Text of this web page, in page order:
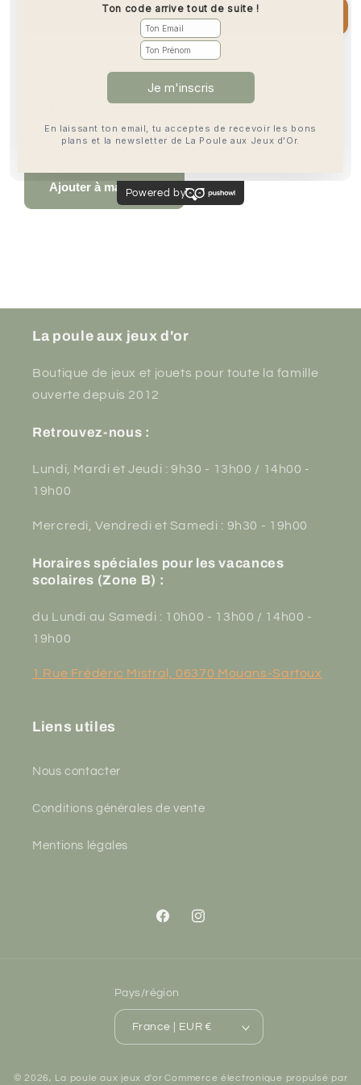
Toys
Pirate
Ajouter au panier
Service de retrait disponible àBoutique Mouans-
Afficher les informations de la boutique
Ajouter à ma liste
La poule aux jeux d'or
Boutique de jeux et jouets pour toute la famille
ouverte depuis 2012
Retrouvez-nous :
Lundi, Mardi et Jeudi : 9h30 - 13h00 / 14h00 -
19h00
Mercredi, Vendredi et Samedi : 9h30 - 19h00
Horaires spéciales pour les vacances
scolaires (Zone B) :
du Lundi au Samedi : 10h00 - 13h00 / 14h00 -
19h00
1 Rue Frédéric Mistral, 06370 Mouans-Sartoux
Liens utiles
Nous contacter
Conditions générales de vente
Mentions légales
FacebookInstagram
Pays/région
France | EUR €
© 2026, La poule aux jeux d'or Commerce électronique propulsé par